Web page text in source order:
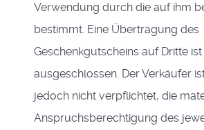
Verwendung durch die auf ihm
bestimmt. Eine Übertragung des
Geschenkgutscheins auf Dritte ist
ausgeschlossen. Der Verkäufer
jedoch nicht verpflichtet, die
Anspruchsberechtigung des